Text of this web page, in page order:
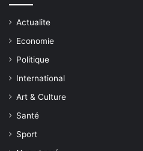
Actualite
Economie
Politique
International
Art & Culture
Santé
Sport